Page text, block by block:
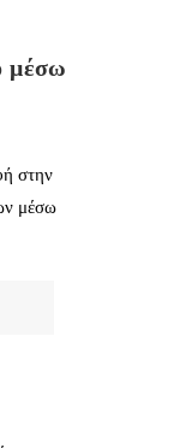
μέσω
στην
μέσω